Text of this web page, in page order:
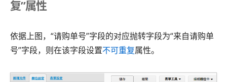
复”属性
依据上图，“请购单号”字段的对应抛转字段为“来自请购单
号”字段，则在该字段设置不可重复属性。